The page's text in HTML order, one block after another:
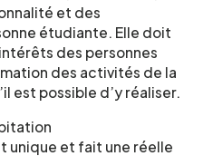
et des
étudiante. Elle doit
des personnes
des activités de la
est possible d’y réaliser.
unique et fait une réelle